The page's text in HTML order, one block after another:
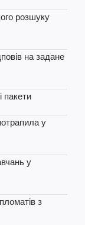
розшуку
на задане
пакети
у
у
з